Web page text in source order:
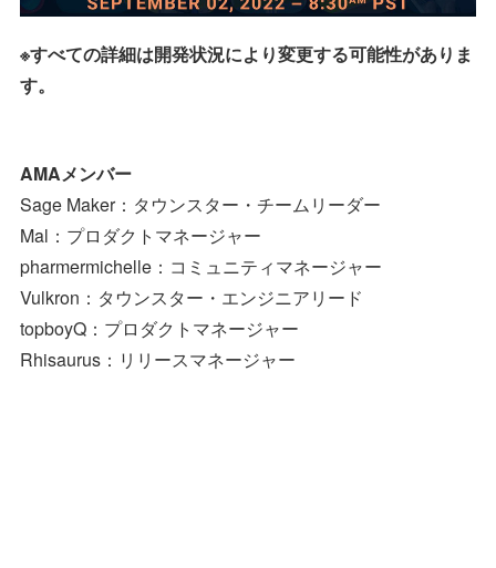
※すべての詳細は開発状況により変更する可能性がありま
す。
AMAメンバー
Sage Maker：タウンスター・チームリーダー
Mal：プロダクトマネージャー
pharmermichelle：コミュニティマネージャー
Vulkron：タウンスター・エンジニアリード
topboyQ：プロダクトマネージャー
Rhisaurus：リリースマネージャー